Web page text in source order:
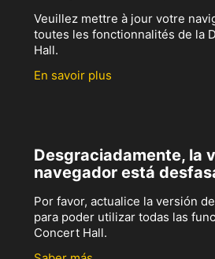
Veuillez mettre à jour votre
toutes les fonctionnalités de la
Hall.
En savoir plus
Desgraciadamente, la
navegador está
Por favor, actualice la versión
para poder utilizar todas las
Concert Hall.